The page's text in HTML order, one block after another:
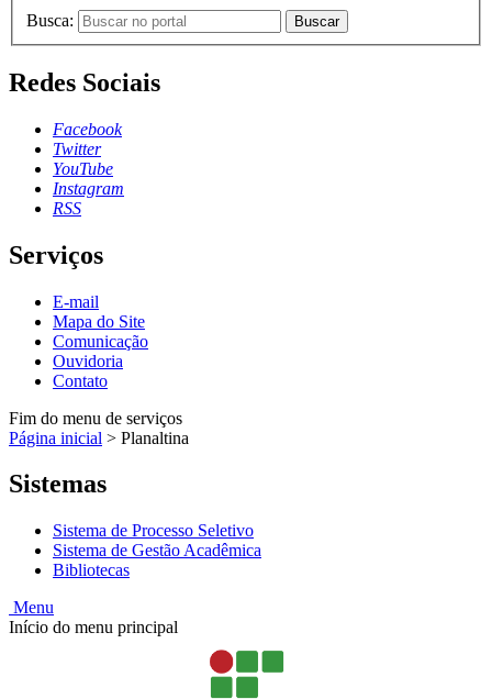
Busca: Buscar
Redes Sociais
Facebook
Twitter
YouTube
Instagram
RSS
Serviços
E-mail
Mapa do Site
Comunicação
Ouvidoria
Contato
Fim do menu de serviços
Página inicial > Planaltina
Sistemas
Sistema de Processo Seletivo
Sistema de Gestão Acadêmica
Bibliotecas
Menu
Início do menu principal